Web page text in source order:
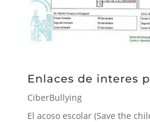
Enlaces de interes
CiberBullying
El acoso escolar (Save the